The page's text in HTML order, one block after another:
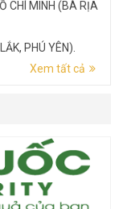
CHÍ MINH (BÀ RỊA
PHÚ YÊN).
ĐỒNG, ĐẮK
Xem tất cả